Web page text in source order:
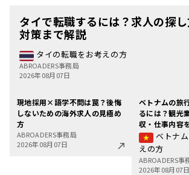
タイで転職するには？求人の探
対策まで解説
タイの転職をお考えの方
ABROADERS事務局
2026年08月07日
現地採用×語学不問は罠？後悔
しないための海外求人の見極め
方
ABROADERS事務局
2026年08月07日
ベトナムの旅
るには？観光
収・仕事内容
ベトナ
えの方
ABROADERS事
2026年08月07日